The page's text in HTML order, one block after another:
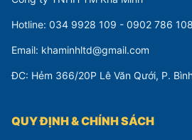
Hotline: 034 9928 109 - 0902 786 108
Email: khaminhltd@gmail.com
ĐC: Hẻm 366/20P Lê Văn Qưới, P.
QUY ĐỊNH & CHÍNH SÁCH